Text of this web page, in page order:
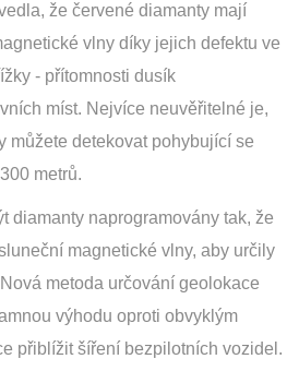
že červené diamanty mají
vlny díky jejich defektu ve
- přítomnosti dusík
míst. Nejvíce neuvěřitelné je,
můžete detekovat pohybující se
metrů.
diamanty naprogramovány tak, že
magnetické vlny, aby určily
metoda určování geolokace
výhodu oproti obvyklým
přiblížit šíření bezpilotních vozidel.